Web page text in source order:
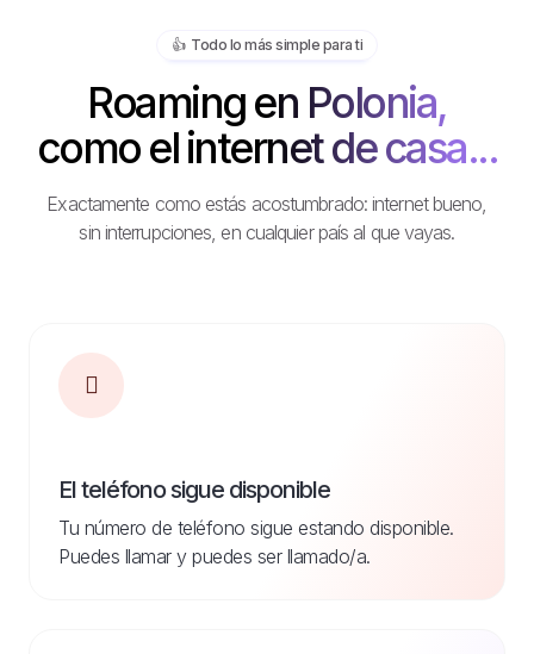
👍️ Todo lo más simple para ti
Roaming en Polonia,
como el internet de casa...
Exactamente como estás acostumbrado: internet bueno,
sin interrupciones, en cualquier país al que vayas.
El teléfono sigue disponible
Tu número de teléfono sigue estando disponible.
Puedes llamar y puedes ser llamado/a.